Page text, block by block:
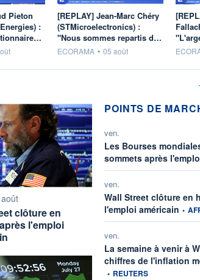
Pieton
:
[REPLAY] Jean-Marc Chéry
(STMicroelectronics) :
"Nous sommes repartis d…
information fournie par
ECORAMA • 05 août
fournie par
clôture en
l'emploi
POINTS DE
ven.
Les Bourses
sommets après
ven.
Wall Street clôture en
l'emploi américain •
ven.
La semaine à venir à
chiffres de l'inflation
• REUTERS